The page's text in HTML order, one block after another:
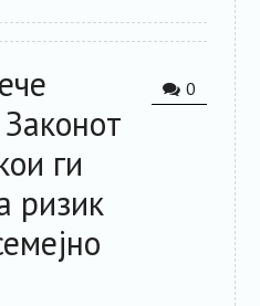
0
ги
ризик